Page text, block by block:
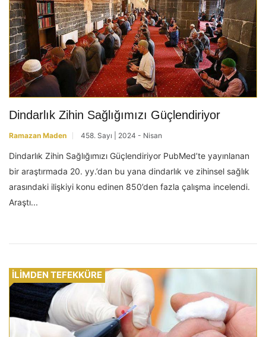
Dindarlık Zihin Sağlığımızı Güçlendiriyor
Ramazan Maden 458. Sayı | 2024 - Nisan
Dindarlık Zihin Sağlığımızı Güçlendiriyor PubMed’te yayınlanan
bir araştırmada 20. yy.’dan bu yana dindarlık ve zihinsel sağlık
arasındaki ilişkiyi konu edinen 850’den fazla çalışma incelendi.
Araştı...
İLİMDEN TEFEKKÜRE